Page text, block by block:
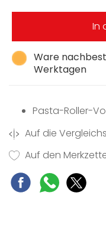
Ware
Werktagen
In
Pasta-Roller-
Auf die
Auf den